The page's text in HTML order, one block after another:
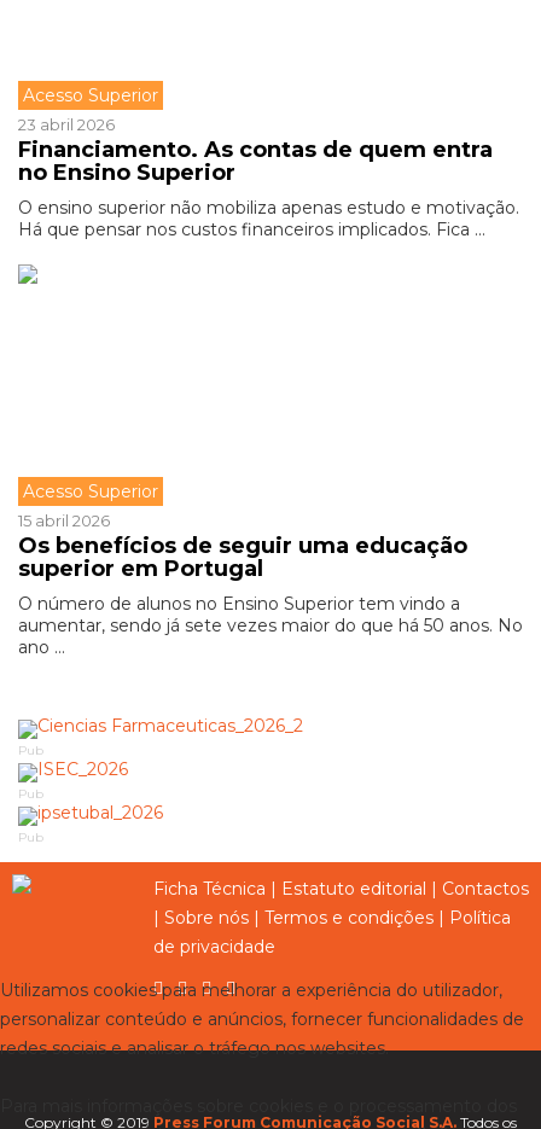
Acesso Superior
23 abril 2026
Financiamento. As contas de quem entra
no Ensino Superior
O ensino superior não mobiliza apenas estudo e motivação.
Há que pensar nos custos financeiros implicados. Fica ...
Acesso Superior
15 abril 2026
Os benefícios de seguir uma educação
superior em Portugal
O número de alunos no Ensino Superior tem vindo a
aumentar, sendo já sete vezes maior do que há 50 anos. No
ano ...
Pub
Pub
Pub
Ficha Técnica | Estatuto editorial | Contactos
| Sobre nós | Termos e condições | Política
de privacidade
Copyright © 2019 Press Forum Comunicação Social S.A. Todos os
Utilizamos cookies para melhorar a experiência do utilizador,
personalizar conteúdo e anúncios, fornecer funcionalidades de
redes sociais e analisar o tráfego nos websites.